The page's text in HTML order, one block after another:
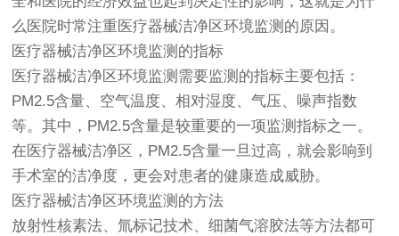
么医院时常注重医疗器械洁净区环境监测的原因。
医疗器械洁净区环境监测的指标
医疗器械洁净区环境监测需要监测的指标主要包括：
PM2.5含量、空气温度、相对湿度、气压、噪声指数
等。其中，PM2.5含量是较重要的一项监测指标之一。
在医疗器械洁净区，PM2.5含量一旦过高，就会影响到
手术室的洁净度，更会对患者的健康造成威胁。
医疗器械洁净区环境监测的方法
放射性核素法、氚标记技术、细菌气溶胶法等方法都可